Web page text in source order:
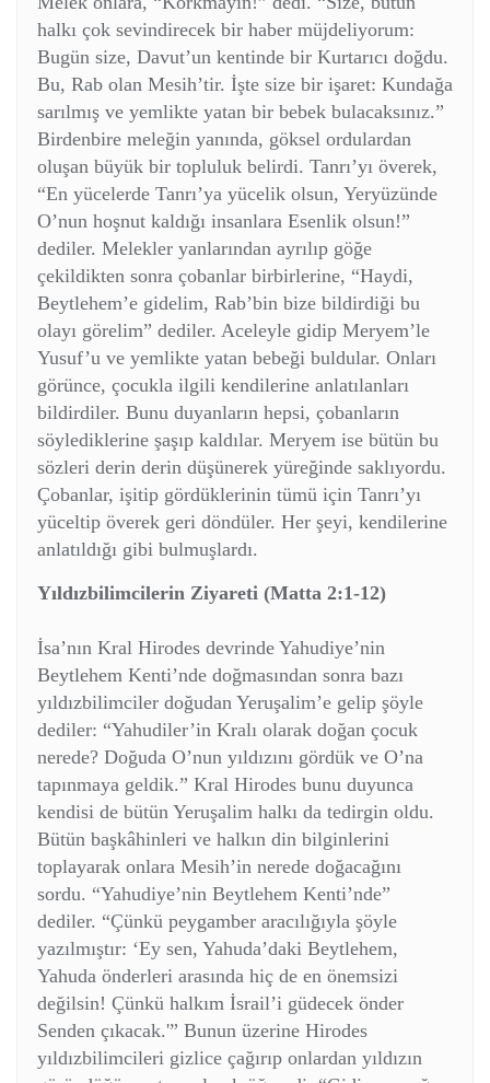
halkı çok sevindirecek bir haber müjdeliyorum:
Bugün size, Davut’un kentinde bir Kurtarıcı doğdu.
Bu, Rab olan Mesih’tir. İşte size bir işaret: Kundağa
sarılmış ve yemlikte yatan bir bebek bulacaksınız.”
Birdenbire meleğin yanında, göksel ordulardan
oluşan büyük bir topluluk belirdi. Tanrı’yı överek,
“En yücelerde Tanrı’ya yücelik olsun, Yeryüzünde
O’nun hoşnut kaldığı insanlara Esenlik olsun!”
dediler. Melekler yanlarından ayrılıp göğe
çekildikten sonra çobanlar birbirlerine, “Haydi,
Beytlehem’e gidelim, Rab’bin bize bildirdiği bu
olayı görelim” dediler. Aceleyle gidip Meryem’le
Yusuf’u ve yemlikte yatan bebeği buldular. Onları
görünce, çocukla ilgili kendilerine anlatılanları
bildirdiler. Bunu duyanların hepsi, çobanların
söylediklerine şaşıp kaldılar. Meryem ise bütün bu
sözleri derin derin düşünerek yüreğinde saklıyordu.
Çobanlar, işitip gördüklerinin tümü için Tanrı’yı
yüceltip överek geri döndüler. Her şeyi, kendilerine
anlatıldığı gibi bulmuşlardı.
Yıldızbilimcilerin Ziyareti (Matta 2:1-12)
İsa’nın Kral Hirodes devrinde Yahudiye’nin
Beytlehem Kenti’nde doğmasından sonra bazı
yıldızbilimciler doğudan Yeruşalim’e gelip şöyle
dediler: “Yahudiler’in Kralı olarak doğan çocuk
nerede? Doğuda O’nun yıldızını gördük ve O’na
tapınmaya geldik.” Kral Hirodes bunu duyunca
kendisi de bütün Yeruşalim halkı da tedirgin oldu.
Bütün başkâhinleri ve halkın din bilginlerini
toplayarak onlara Mesih’in nerede doğacağını
sordu. “Yahudiye’nin Beytlehem Kenti’nde”
dediler. “Çünkü peygamber aracılığıyla şöyle
yazılmıştır: ‘Ey sen, Yahuda’daki Beytlehem,
Yahuda önderleri arasında hiç de en önemsizi
değilsin! Çünkü halkım İsrail’i güdecek önder
Senden çıkacak.'” Bunun üzerine Hirodes
yıldızbilimcileri gizlice çağırıp onlardan yıldızın